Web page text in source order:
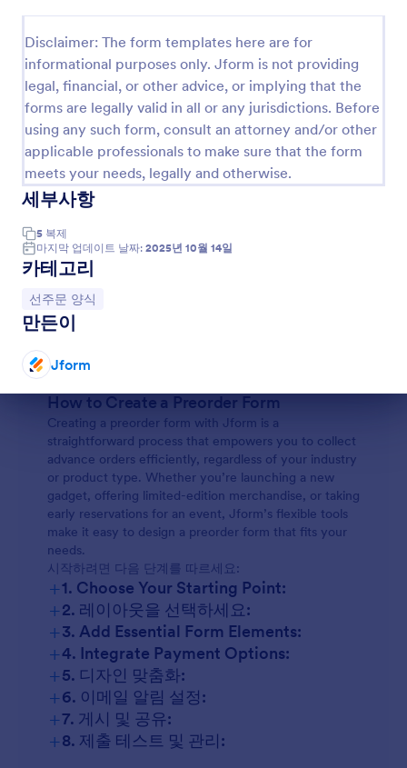
Disclaimer: The form templates here are for
informational purposes only. Jform is not providing
legal, financial, or other advice, or implying that the
forms are legally valid in all or any jurisdictions. Before
using any such form, consult an attorney and/or other
applicable professionals to make sure that the form
meets your needs, legally and otherwise.
세부사항
5 복제
마지막 업데이트 날짜: 2025년 10월 14일
카테고리
카테고리로 이동:
선주문 양식
만든이
Jform
대화 종료
custom preorder forms without any coding
knowledge. Users can add product images, set
quantities, integrate secure payment gateways, and
automate confirmation emails—all within a few clicks.
The platform’s robust features, such as conditional
logic and real-time submission notifications, ensure
that preorder data is organized and accessible, making
it easier for businesses to track orders, communicate
with customers, and optimize their launch strategies.
Use Cases of Preorder Forms
Preorder forms serve a variety of industries and
scenarios, each with unique requirements and
benefits. Here’s how different use cases, problem-
solving points, and creation methods come into play:
+1. Possible Use Cases:
+2. Problem Solving Points:
+
+4. Differences of Creation Methods:
How to Create a Preorder Form
Creating a preorder form with Jform is a
straightforward process that empowers you to collect
advance orders efficiently, regardless of your industry
or product type. Whether you’re launching a new
gadget, offering limited-edition merchandise, or taking
early reservations for an event, Jform’s flexible tools
make it easy to design a preorder form that fits your
needs.
시작하려면 다음 단계를 따르세요:
+1. Choose Your Starting Point:
+2. 레이아웃을 선택하세요:
+3. Add Essential Form Elements:
+4. Integrate Payment Options:
+5. 디자인 맞춤화:
+6. 이메일 알림 설정:
+7. 게시 및 공유:
+8. 제출 테스트 및 관리: